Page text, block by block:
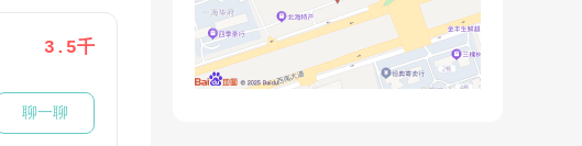
3.5千
聊一聊